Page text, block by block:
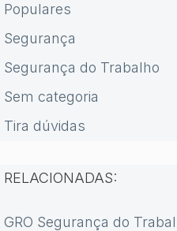
Populares
Segurança
Segurança do Trabalho
Sem categoria
Tira dúvidas
RELACIONADAS:
GRO Segurança do